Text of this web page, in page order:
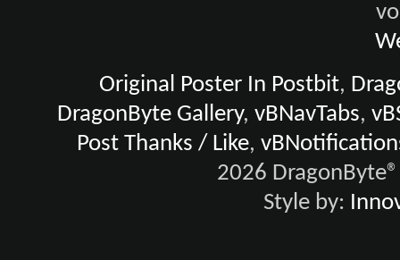
Original Poster In Postbit,
DragonByte Gallery,vBNavTabs,
Post Thanks / Like,
2026
Style by: